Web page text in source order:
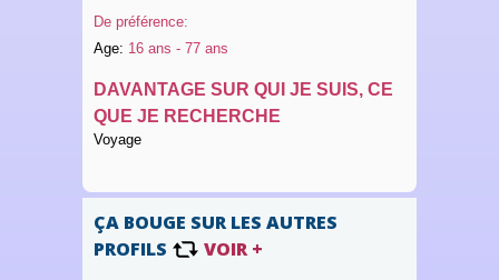
De préférence:
Age: 16 ans - 77 ans
DAVANTAGE SUR QUI JE SUIS, CE
QUE JE RECHERCHE
Voyage
ÇA BOUGE SUR LES AUTRES
PROFILS
VOIR +